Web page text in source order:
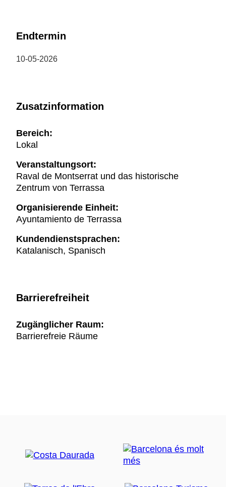
Endtermin
10-05-2026
Zusatzinformation
Bereich:
Lokal
Veranstaltungsort:
Raval de Montserrat und das historische
Zentrum von Terrassa
Organisierende Einheit:
Ayuntamiento de Terrassa
Kundendienstsprachen:
Katalanisch, Spanisch
Barrierefreiheit
Zugänglicher Raum:
Barrierefreie Räume